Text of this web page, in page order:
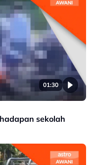
01:30
sekolah